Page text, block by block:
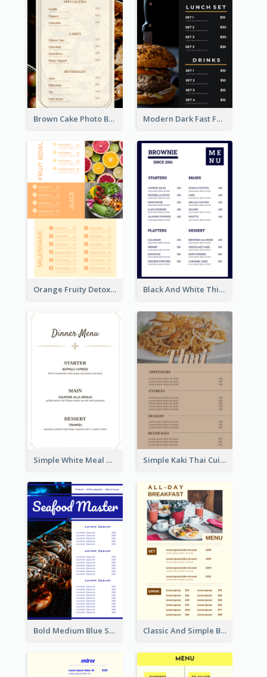
Brown Cake Photo Bakery Menu Modern Dark Fast Food Menu Design
Orange Fruity Detox Bar Menu Design Ideas Black And White Thick Border Catering Menu Design
Simple White Meal Menu Design Simple Kaki Thai Cuisine Menu Design Template
Bold Medium Blue Seafood Menu Design Classic And Simple Breakfast Menu Design Inspiration